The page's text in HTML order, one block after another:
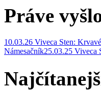
Práve
10.03.26 Viveca Sten:
Námesačník25.03.25 Viveca